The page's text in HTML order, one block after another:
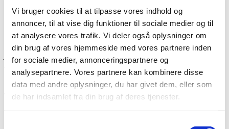
Vi bruger cookies til at tilpasse vores indhold og
annoncer, til at vise dig funktioner til sociale medier og til
at analysere vores trafik. Vi deler også oplysninger om
din brug af vores hjemmeside med vores partnere inden
for sociale medier, annonceringspartnere og
analysepartnere. Vores partnere kan kombinere disse
data med andre oplysninger, du har givet dem, eller som
de har indsamlet fra din brug af deres tjenester.
lykke.
Det gør ikke mit liv mere autentiskend dit. Jeg
mærker det på en anden måde. Jeg mærker sult og kulde.
Jeg er bange for døden. Jeg er taknemmelig for livet. Men
vi behøver ikke sammenligne, du og jeg. Vi er ens. Jeg
kunne have været dig i et andet liv, og du kunne have
været mig. Det vigtigste er at få det bedste ud af det.